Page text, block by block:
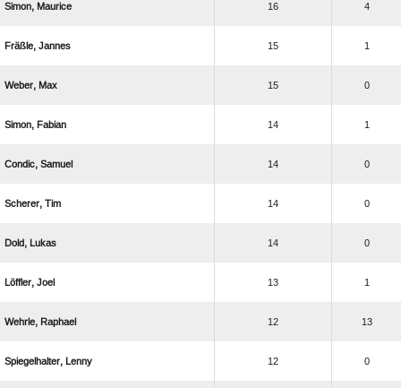
  16 4
  15 1
  15 0
  14 1
  14 0
  14 0
  14 0
  13 1
  12 13
  12 0